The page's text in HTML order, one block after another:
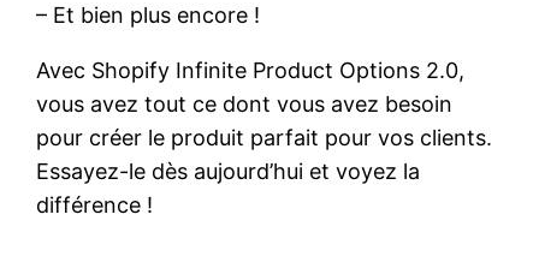
– Et bien plus encore !
Avec Shopify Infinite Product Options 2.0,
vous avez tout ce dont vous avez besoin
pour créer le produit parfait pour vos clients.
Essayez-le dès aujourd’hui et voyez la
différence !